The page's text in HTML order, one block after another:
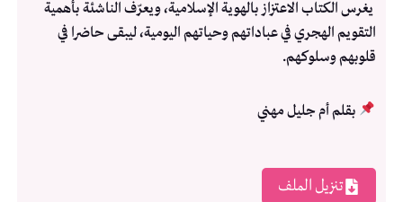
يغرس الكتاب الاعتزاز بالهوية الإسلامية، ويعرّف الناشئة بأهمية
التقويم الهجري في عباداتهم وحياتهم اليومية، ليبقى حاضرا في
قلوبهم وسلوكهم.
بقلم أم جليل مهني
تنزيل الملف